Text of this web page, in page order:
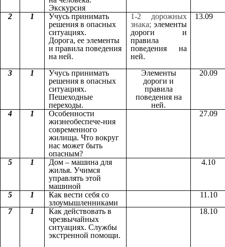
Экскурсия
2 1
Учусь принимать
решения в опасных
ситуациях.
Дорога, ее элементы
и правила поведения
на ней.
1-2 дорожных
знака; элементы
дороги и
правила
поведения на
ней.
13.09
3 1
Учусь принимать
решения в опасных
ситуациях.
Пешеходные
переходы.
Элементы
дороги и
правила
поведения на
ней.
20.09
4 1
Особенности
жизнеобеспече-ния
современного
жилища. Что вокруг
нас может быть
опасным?
27.09
5 1
Дом – машина для
жилья. Учимся
управлять этой
машиной
4.10
5 1
Как вести себя со
злоумышленниками
11.10
7
1
Как действовать в
чрезвычайных
ситуациях. Службы
экстренной помощи.
18.10